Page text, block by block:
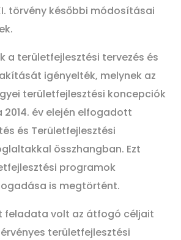
törvény későbbi módosításai
a területfejlesztési tervezés és
igényelték, melynek az
területfejlesztési koncepciók
2014. év elején elfogadott
és Területfejlesztési
összhangban. Ezt
programok
is megtörtént.
feladata volt az átfogó céljait
területfejlesztési